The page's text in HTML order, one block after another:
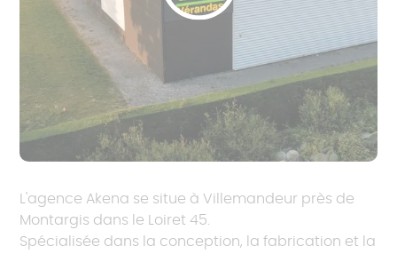
L'agence Akena se situe à Villemandeur près de
Montargis dans le Loiret 45.
Spécialisée dans la conception, la fabrication et la